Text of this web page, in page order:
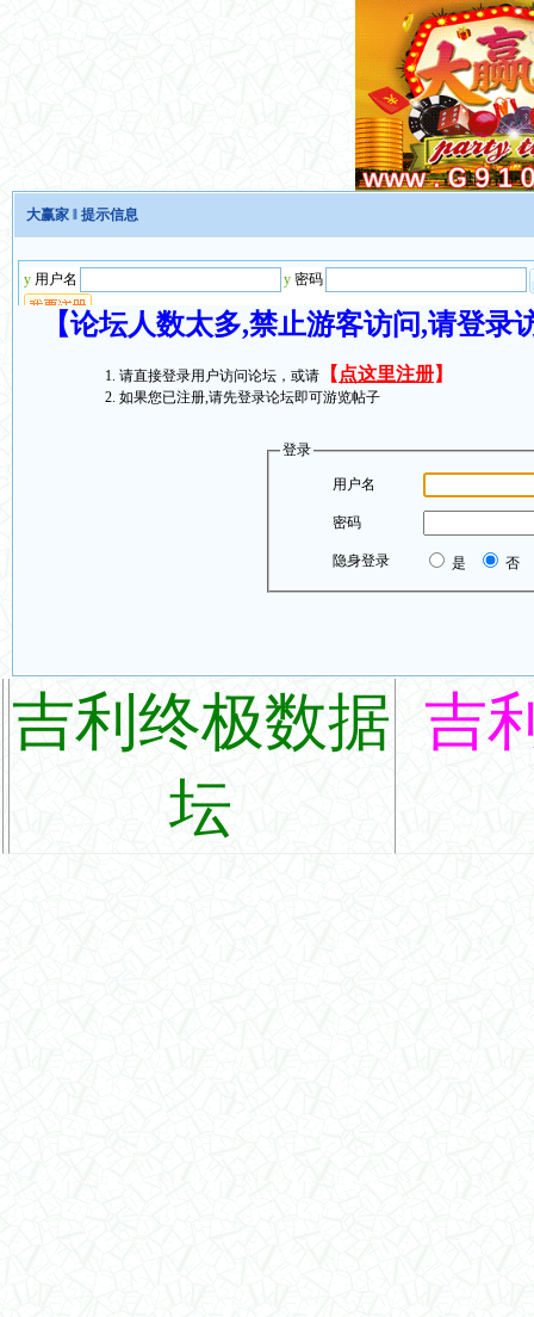
大赢家 ‖ 提示信息
【论坛人数太多,禁止游客访问,请登
请直接登录用户访问论坛，或请 【 点这里注册】
如果您已注册,请先登录论坛即可游览帖子
登录
用户名
密码
隐身登录 是 否
吉利终极数据
坛
吉